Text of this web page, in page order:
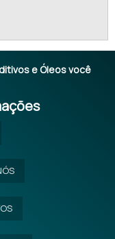
e Óleos você